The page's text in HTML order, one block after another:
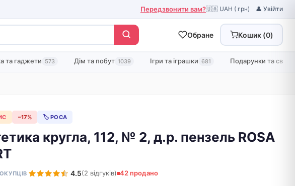
Передзвонити вам?🇺🇦 UAH ( грн) 👤 Увійти
Обране Кошик (0)
та гаджети 573 Дім та побут 1039 Ігри та іграшки 681 Подарунки та свята
−17% 🏷 РОСА
кругла, 112, № 2, д.р. пензель ROSA
4.5(2 відгуків) 42 продано